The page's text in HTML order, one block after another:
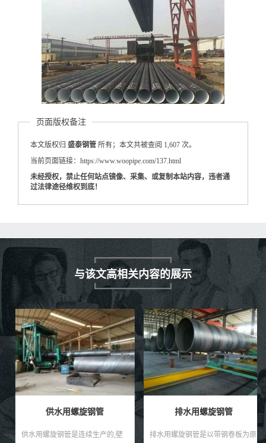
页面版权备注
本文版权归 盛泰钢管 所有；本文共被查阅 1,607 次。
当前页面链接：https://www.woopipe.com/137.html
未经授权，禁止任何站点镜像、采集、或复制本站内容，违者通
过法律途径维权到底！
与该文高相关内容的展示
供水用螺旋钢管
供水用螺旋钢管是连续生产的,壁
排水用螺旋钢管
排水用螺旋钢管是以带钢卷板为原